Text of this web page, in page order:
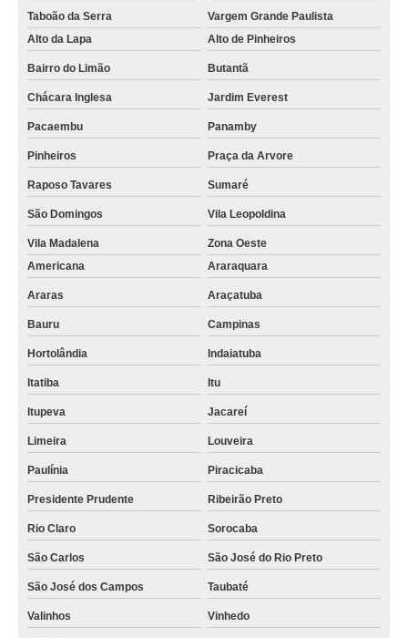
Taboão da Serra
Vargem Grande Paulista
Alto da Lapa
Alto de Pinheiros
Bairro do Limão Butantã
Chácara Inglesa Jardim Everest
Pacaembu Panamby
Pinheiros Praça da Arvore
Raposo Tavares Sumaré
São Domingos Vila Leopoldina
Vila Madalena
Zona Oeste
Americana
Araraquara
Araras Araçatuba
Bauru Campinas
Hortolândia Indaiatuba
Itatiba Itu
Itupeva Jacareí
Limeira Louveira
Paulínia Piracicaba
Presidente Prudente Ribeirão Preto
Rio Claro Sorocaba
São Carlos São José do Rio Preto
São José dos Campos Taubaté
Valinhos Vinhedo